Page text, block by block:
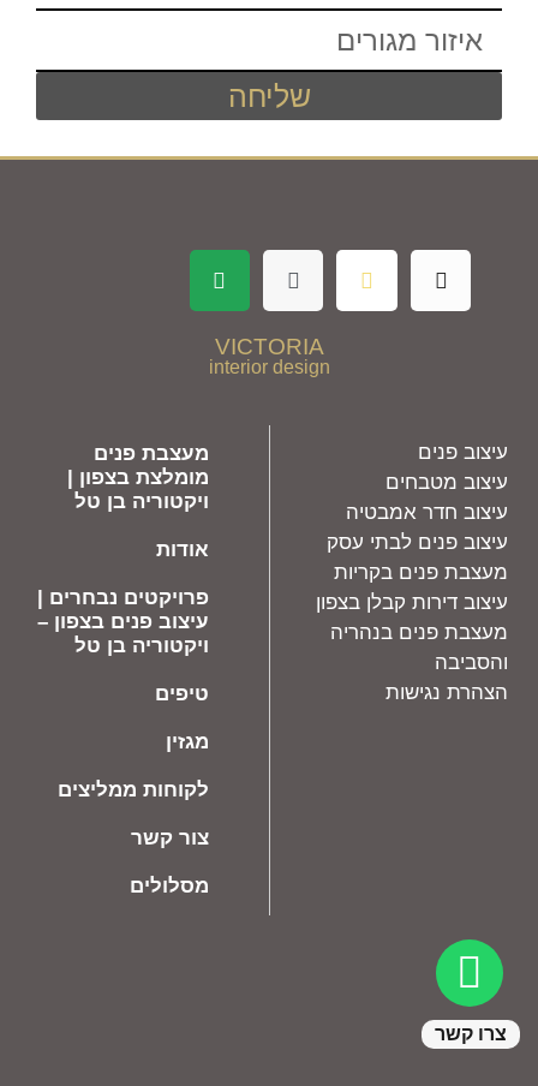
שליחה
צרו קשר
מעצבת פנים
מומלצת בצפון |
ויקטוריה בן טל
אודות
פרויקטים נבחרים |
עיצוב פנים בצפון –
ויקטוריה בן טל
טיפים
מגזין
לקוחות ממליצים
צור קשר
מסלולים
עיצוב פנים
עיצוב מטבחים
עיצוב חדר אמבטיה
עיצוב פנים לבתי עסק
מעצבת פנים בקריות
עיצוב דירות קבלן בצפון
מעצבת פנים בנהריה
והסביבה
הצהרת נגישות
VICTORIA
interior design